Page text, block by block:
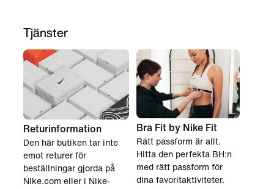
Tjänster
Returinformation
Den här butiken tar inte
emot returer för
beställningar gjorda på
Nike.com eller i Nike-
Bra Fit by Nike Fit
Rätt passform är allt.
Hitta den perfekta BH:n
med rätt passform för
dina favoritaktiviteter.